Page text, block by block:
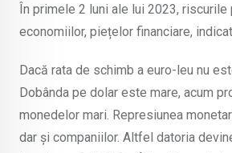
În primele 2 luni ale lui 2023,
economiilor, piețelor financiare,
Dacă rata de schimb a euro-leu nu
Dobânda pe dolar este mare, acum
monedelor mari. Represiunea
dar și companiilor. Altfel datoria